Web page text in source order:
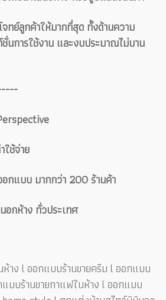
ทย์ลูกค้าให้มากที่สุด ทั้งด้านความ
นการใช้งาน และงบประมาณไม่บาน
ใช้จ่าย
อกแบบ มากกว่า 200 ร้านค้า
อกห้าง ทั่วประเทศ
าง l ออกแบบร้านขายครีม l ออกแบบ
บบร้านขายกาแฟในห้าง l ออกแบบ